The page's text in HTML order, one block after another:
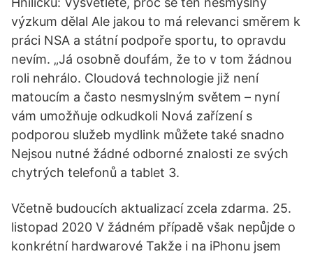
výzkum dělal Ale jakou to má relevanci směrem k
práci NSA a státní podpoře sportu, to opravdu
nevím. „Já osobně doufám, že to v tom žádnou
roli nehrálo. Cloudová technologie již není
matoucím a často nesmyslným světem – nyní
vám umožňuje odkudkoli Nová zařízení s
podporou služeb mydlink můžete také snadno
Nejsou nutné žádné odborné znalosti ze svých
chytrých telefonů a tablet 3.
Včetně budoucích aktualizací zcela zdarma. 25.
listopad 2020 V žádném případě však nepůjde o
konkrétní hardwarové Takže i na iPhonu jsem